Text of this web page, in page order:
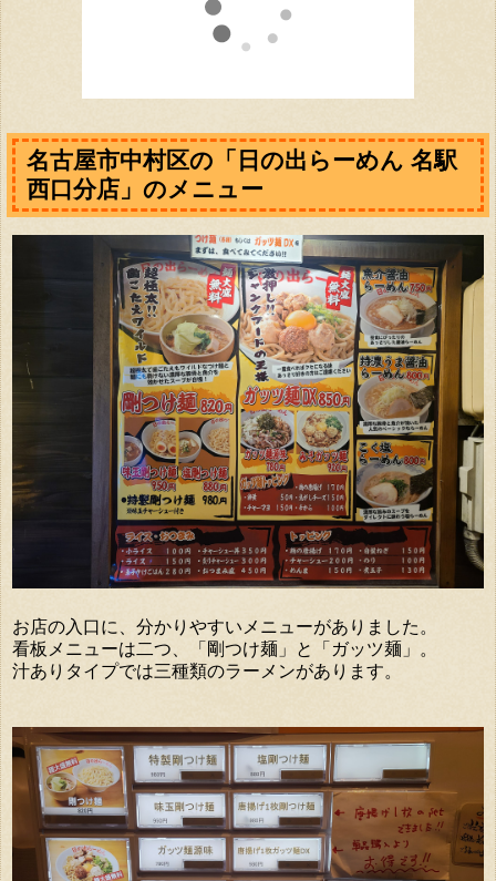
名古屋市中村区の「日の出らーめん 名駅
西口分店」のメニュー
お店の入口に、分かりやすいメニューがありました。
看板メニューは二つ、「剛つけ麺」と「ガッツ麺」。
汁ありタイプでは三種類のラーメンがあります。